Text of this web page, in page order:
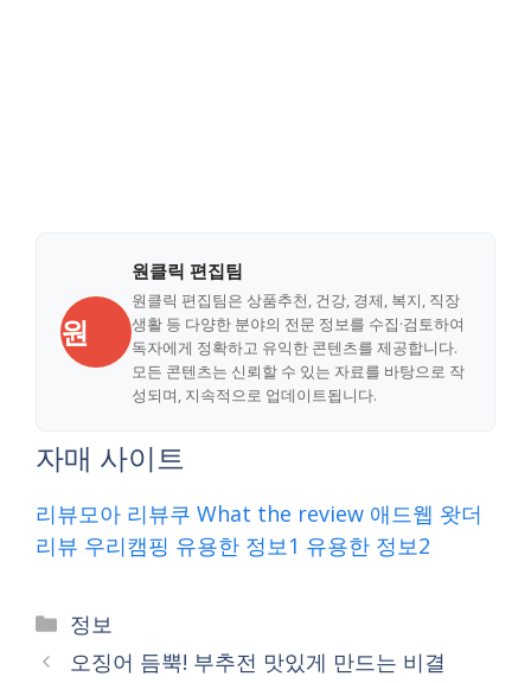
원
원클릭 편집팀
원클릭 편집팀은 상품추천, 건강, 경제, 복지, 직장
생활 등 다양한 분야의 전문 정보를 수집·검토하여
독자에게 정확하고 유익한 콘텐츠를 제공합니다.
모든 콘텐츠는 신뢰할 수 있는 자료를 바탕으로 작
성되며, 지속적으로 업데이트됩니다.
자매 사이트
리뷰모아 리뷰쿠 What the review 애드웹 왓더
리뷰 우리캠핑 유용한 정보1 유용한 정보2
Categories
정보
오징어 듬뿍! 부추전 맛있게 만드는 비결